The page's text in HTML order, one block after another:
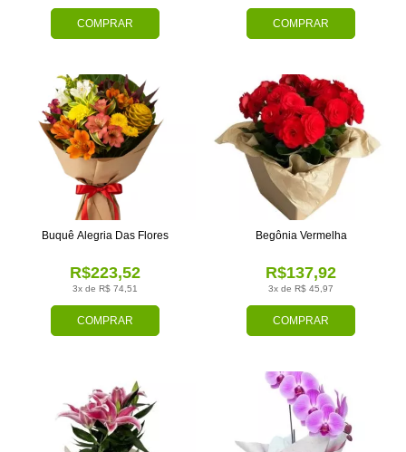
COMPRAR COMPRAR
COMPRAR
3x de R$ 74,51
R$223,52
Buquê Alegria Das Flores
COMPRAR
3x de R$ 45,97
R$137,92
Begônia Vermelha